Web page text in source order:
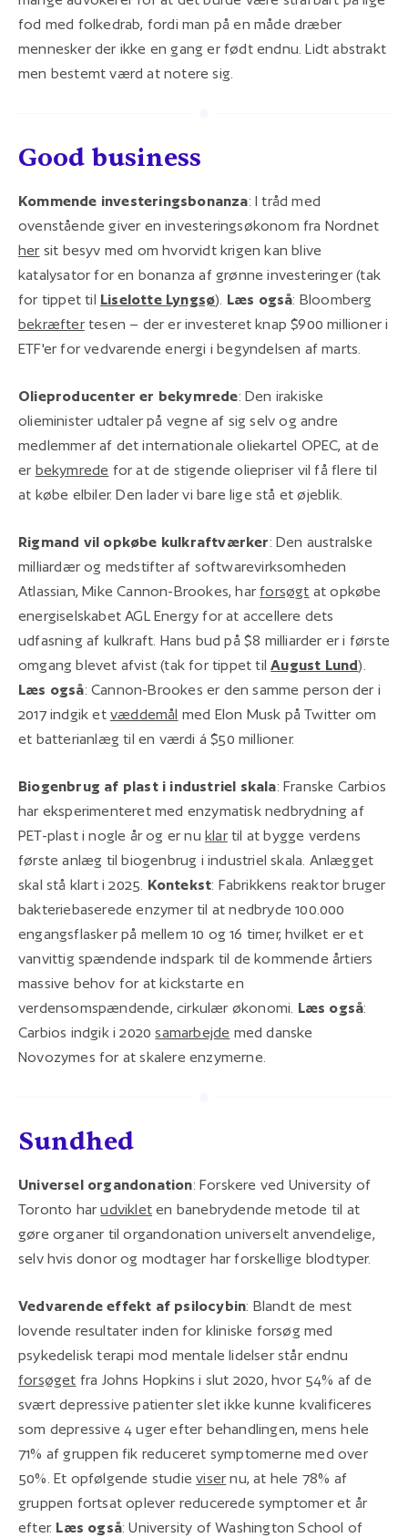
fod med folkedrab, fordi man på en måde dræber
mennesker der ikke en gang er født endnu. Lidt abstrakt
men bestemt værd at notere sig.
Good business
Kommende investeringsbonanza: I tråd med
ovenstående giver en investeringsøkonom fra Nordnet
hersit besyv med om hvorvidt krigen kan blive
katalysator for en bonanza af grønne investeringer (tak
for tippet til Liselotte Lyngsø). Læs også: Bloomberg
bekræftertesen – der er investeret knap $900 millioner i
ETF'er for vedvarende energi i begyndelsen af marts.
Olieproducenter er bekymrede: Den irakiske
olieminister udtaler på vegne af sig selv og andre
medlemmer af det internationale oliekartel OPEC, at de
er bekymrede for at de stigende oliepriser vil få flere til
at købe elbiler. Den lader vi bare lige stå et øjeblik.
Rigmand vil opkøbe kulkraftværker: Den australske
milliardær og medstifter af softwarevirksomheden
Atlassian, Mike Cannon-Brookes, harforsøgt at opkøbe
energiselskabet AGL Energy for at accellere dets
udfasning af kulkraft. Hans bud på $8 milliarder er i første
omgang blevet afvist (tak for tippet tilAugust Lund).
Læs også: Cannon-Brookes er den samme person der i
2017 indgik et væddemål med Elon Musk på Twitter om
et batterianlæg til en værdi á $50 millioner.
Biogenbrug af plast i industriel skala: Franske Carbios
har eksperimenteret med enzymatisk nedbrydning af
PET-plast i nogle år og er nu klartil at bygge verdens
første anlæg til biogenbrug i industriel skala. Anlægget
skal stå klart i 2025. Kontekst: Fabrikkens reaktor bruger
bakteriebaserede enzymer til at nedbryde 100.000
engangsflasker på mellem 10 og 16 timer, hvilket er et
vanvittig spændende indspark til de kommende årtiers
massive behov for at kickstarte en
verdensomspændende, cirkulær økonomi. Læs også:
Carbios indgik i 2020samarbejde med danske
Novozymes for at skalere enzymerne.
Sundhed
Universel organdonation: Forskere ved University of
Toronto harudviklet en banebrydende metode til at
gøre organer til organdonation universelt anvendelige,
selv hvis donor og modtager har forskellige blodtyper.
Vedvarende effekt af psilocybin: Blandt de mest
lovende resultater inden for kliniske forsøg med
psykedelisk terapi mod mentale lidelser står endnu
forsøget fra Johns Hopkins i slut 2020, hvor 54% af de
svært depressive patienter slet ikke kunne kvalificeres
som depressive 4 uger efter behandlingen, mens hele
71% af gruppen fik reduceret symptomerne med over
50%. Et opfølgende studievisernu, at hele 78% af
gruppen fortsat oplever reducerede symptomer et år
efter. Læs også: University of Washington School of